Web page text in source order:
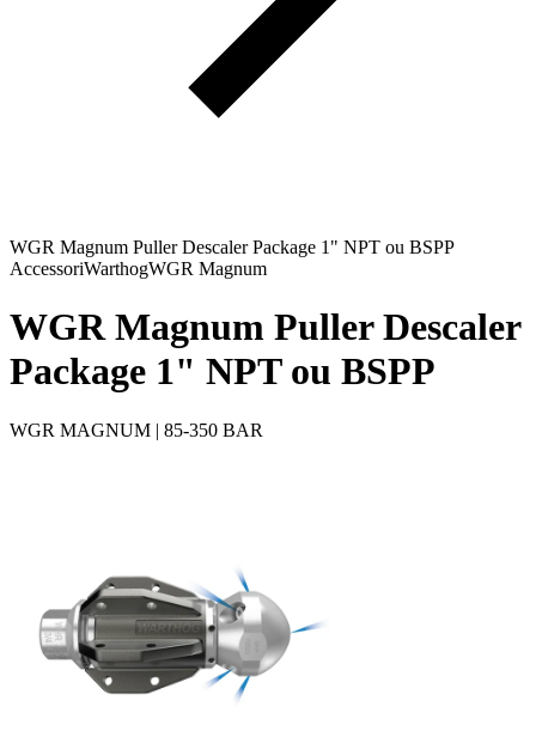
WGR Magnum Puller Descaler Package 1" NPT ou BSPP
AccessoriWarthogWGR Magnum
WGR Magnum Puller Descaler
Package 1" NPT ou BSPP
WGR MAGNUM | 85-350 BAR